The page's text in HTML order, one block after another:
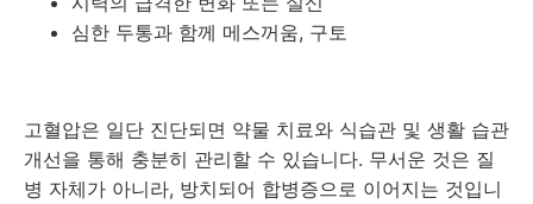
심한 두통과 함께 메스꺼움, 구토
고혈압은 일단 진단되면 약물 치료와 식습관 및 생활 습관
개선을 통해 충분히 관리할 수 있습니다. 무서운 것은 질
병 자체가 아니라, 방치되어 합병증으로 이어지는 것입니